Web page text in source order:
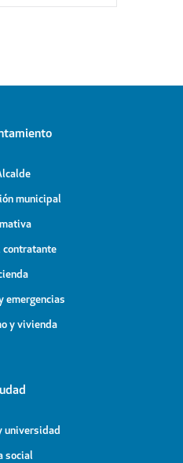
municipal
contratante
emergencias
y vivienda
universidad
social